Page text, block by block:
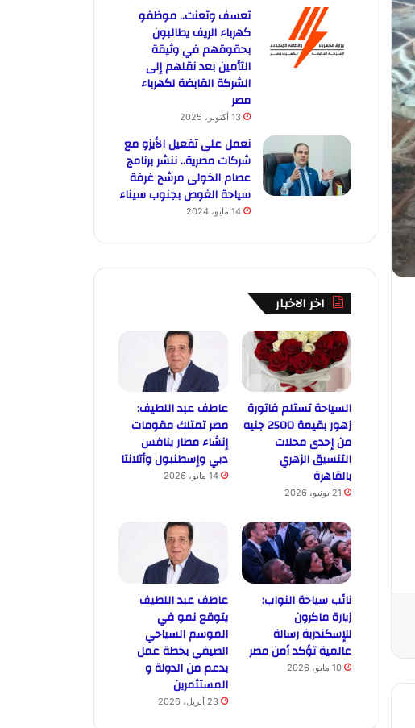
تعسف وتعنت.. موظفو
كهرباء الريف يطالبون
بحقوقهم في وثيقة
التأمين بعد نقلهم إلى
الشركة القابضة لكهرباء
مصر
13 أكتوبر، 2025
نعمل على تفعيل الأيزو مع
شركات مصرية.. ننشر برنامج
عصام الخولى مرشح غرفة
سياحة الغوص بجنوب سيناء
14 مايو، 2024
اخر الاخبار
السياحة تستلم فاتورة
زهور بقيمة 2500 جنيه
من إحدى محلات
التنسيق الزهري
بالقاهرة
21 يونيو، 2026
عاطف عبد اللطيف:
مصر تمتلك مقومات
إنشاء مطار ينافس
دبي وإسطنبول وأتلانتا
14 مايو، 2026
نائب سياحة النواب:
زيارة ماكرون
للإسكندرية رسالة
عالمية تؤكد أمن مصر
10 مايو، 2026
عاطف عبد اللطيف
يتوقع نمو في
الموسم السياحي
الصيفي بخطة عمل
بدعم من الدولة و
المستثمرين
23 أبريل، 2026